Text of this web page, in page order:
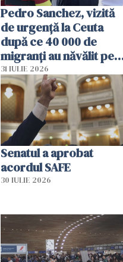
Pedro Sanchez, vizită
de urgență la Ceuta
după ce 40 000 de
migranți au năvălit pe
teritoriul spaniol: „Vom
mobiliza toate
resursele"
31 IULIE 2026
Senatul a aprobat
acordul SAFE
30 IULIE 2026